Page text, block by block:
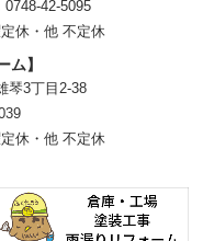
42-5095
定休・他 不定休
ム】
琴3丁目2-38
定休・他 不定休